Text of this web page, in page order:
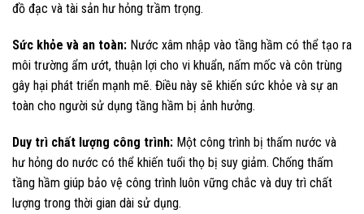
đồ đạc và tài sản hư hỏng trầm trọng.
Sức khỏe và an toàn: Nước xâm nhập vào tầng hầm có thể tạo ra
môi trường ẩm ướt, thuận lợi cho vi khuẩn, nấm mốc và côn trùng
gây hại phát triển mạnh mẽ. Điều này sẽ khiến sức khỏe và sự an
toàn cho người sử dụng tầng hầm bị ảnh hưởng.
Duy trì chất lượng công trình: Một công trình bị thấm nước và
hư hỏng do nước có thể khiến tuổi thọ bị suy giảm. Chống thấm
tầng hầm giúp bảo vệ công trình luôn vững chắc và duy trì chất
lượng trong thời gian dài sử dụng.